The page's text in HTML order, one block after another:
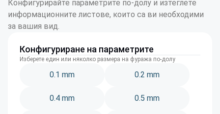
Конфигурирайте параметрите по-долу и изтеглете
информационните листове, които са ви необходими
за вашия вид.
Конфигуриране на параметрите
Изберете един или няколко размера на фуража по-долу
0.1 mm 0.2 mm
0.4 mm 0.5 mm